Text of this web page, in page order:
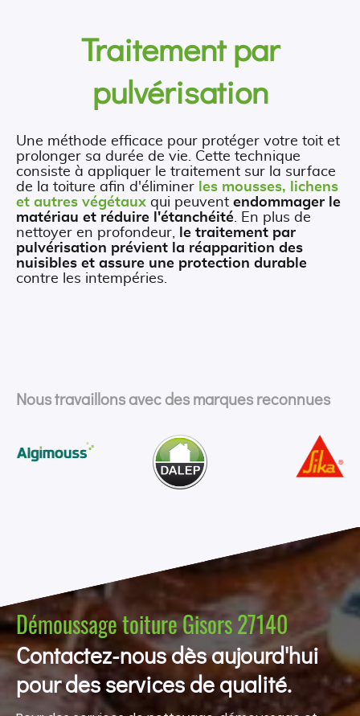
Traitement par
pulvérisation
Une méthode efficace pour protéger votre toit et
prolonger sa durée de vie. Cette technique
consiste à appliquer le traitement sur la surface
de la toiture afin d'éliminer les mousses, lichens
et autres végétaux qui peuvent endommager le
matériau et réduire l'étanchéité. En plus de
nettoyer en profondeur,
le traitement par
pulvérisation prévient la réapparition des
nuisibles et assure une protection durable
contre les intempéries.
Nous travaillons avec des marques reconnues
Démoussage toiture Gisors 27140
Contactez-nous dès aujourd'hui
pour des services de qualité.